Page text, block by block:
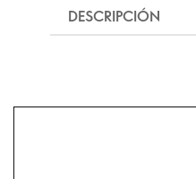
DESCRIPCIÓN